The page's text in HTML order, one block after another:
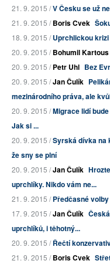
21. 9. 2015 /V Česku se už
21. 9. 2015 /Boris Cvek
18. 9. 2015 /Uprchlickou
20. 9. 2015 /Bohumil Kartous
20. 9. 2015 /Petr Uhl Bez
20. 9. 2015 /Jan Čulík
mezinárodního práva, ale
20. 9. 2015 /Migrace lidí
Jak si ...
20. 9. 2015 /Syrská dívka na
že sny se plní
20. 9. 2015 /Jan Čulík
uprchlíky. Nikdo vám ne...
21. 9. 2015 /Předčasné
17. 9. 2015 /Jan Čulík
uprchlíků, i těhotný...
20. 9. 2015 /Řečtí
21. 9. 2015 /Boris Cvek